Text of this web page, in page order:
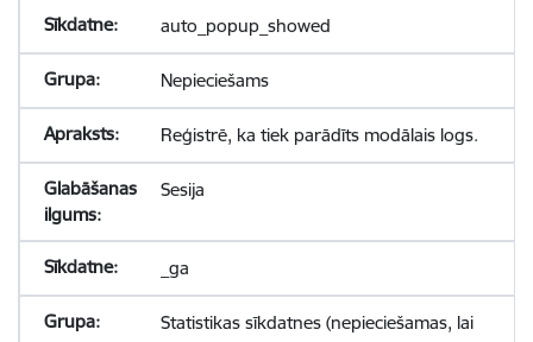
auto_popup_showed
Nepieciešams
Reģistrē, ka tiek parādīts modālais logs.
Sesija
_ga
Statistikas sīkdatnes (nepieciešamas, lai